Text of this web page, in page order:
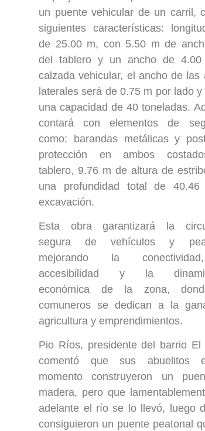
un puente vehicular de un carril,
siguientes características:
de 25.00 m, con 5.50 m de
del tablero y un ancho de
calzada vehicular, el ancho de las
laterales será de 0.75 m por lado y
una capacidad de 40 toneladas.
contará con elementos de
como: barandas metálicas y
protección en ambos
tablero, 9.76 m de altura de
una profundidad total de
excavación.
Esta obra garantizará la
segura de vehículos y
mejorando la
accesibilidad y la
económica de la zona,
comuneros se dedican a la
agricultura y emprendimientos.
Pio Ríos, presidente del barrio El
comentó que sus abuelitos
momento construyeron un
madera, pero que
adelante el río se lo llevó, luego
consiguieron un puente peatonal